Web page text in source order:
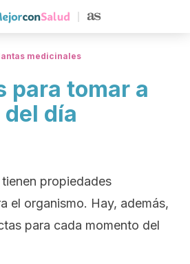
medicinales
para tomar a
día
propiedades
el organismo. Hay, además,
para cada momento del